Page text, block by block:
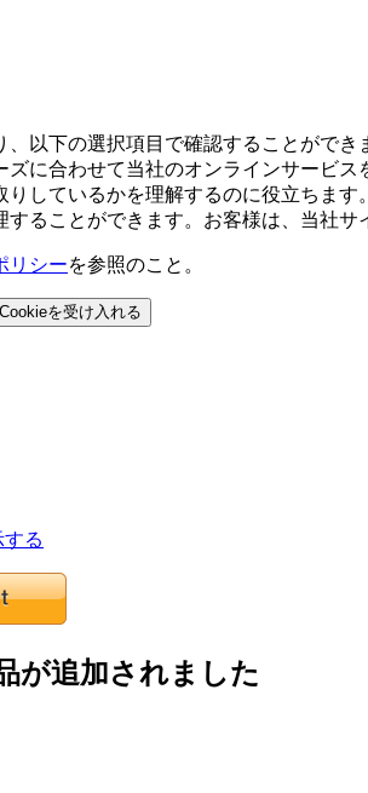
以下の選択項目で確認することがで
に合わせて当社のオンラインサービ
しているかを理解するのに役立ちま
ることができます。お客様は、当社
リシーを参照のこと。
を受け入れる
る
が追加されました